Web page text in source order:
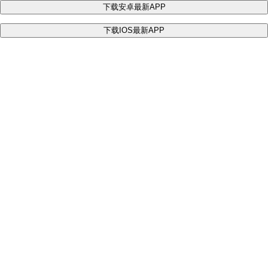
下载安卓最新APP
下载IOS最新APP